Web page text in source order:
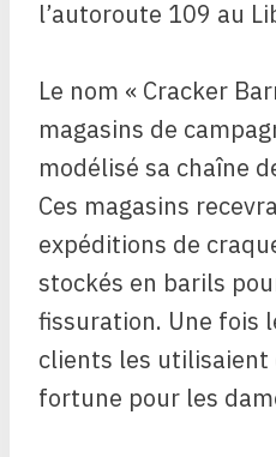
l’autoroute 109 au
Le nom « Cracker
magasins de
modélisé sa chaîne
Ces magasins
expéditions de
stockés en barils
fissuration. Une fois
clients les utilisaient
fortune pour les